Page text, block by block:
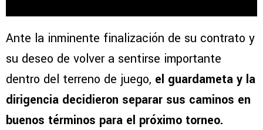
Ante la inminente finalización de su contrato y
su deseo de volver a sentirse importante
dentro del terreno de juego, el guardameta y la
dirigencia decidieron separar sus caminos en
buenos términos para el próximo torneo.